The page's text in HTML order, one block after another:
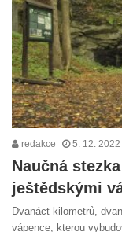
redakce 5. 12. 2022
Naučná
ještědskými
Dvanáct kilometrů,
vápence, kterou